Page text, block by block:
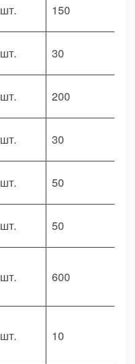
шт. 150
шт. 30
шт. 200
шт. 30
шт. 50
шт. 50
шт. 600
шт. 10